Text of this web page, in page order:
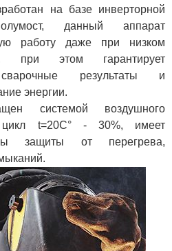
на базе инверторной
данный аппарат
работу даже при низком
при этом гарантирует
сварочные результаты и
энергии.
системой воздушного
цикл t=20С° - 30%, имеет
защиты от перегрева,